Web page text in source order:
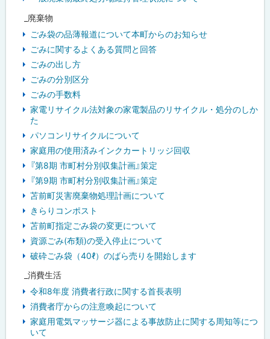
_廃棄物
ごみ袋の品薄報道について本町からのお知らせ
ごみに関するよくある質問と回答
ごみの出し方
ごみの分別区分
ごみの手数料
家電リサイクル法対象の家電製品のリサイクル・処分のしか
た
パソコンリサイクルについて
家庭用の使用済みインクカートリッジ回収
『第8期 市町村分別収集計画』策定
『第9期 市町村分別収集計画』策定
苫前町災害廃棄物処理計画について
きらりコンポスト
苫前町指定ごみ袋の変更について
資源ごみ(布類)の受入停止について
破砕ごみ袋（40ℓ）のばら売りを開始します
_消費生活
令和8年度 消費者行政に関する首長表明
消費者庁からの注意喚起について
家庭用電気マッサージ器による事故防止に関する周知等につ
いて